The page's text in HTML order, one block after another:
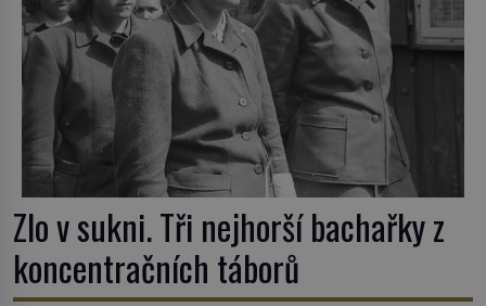
Zlo v sukni. Tři nejhorší bachařky z
koncentračních táborů